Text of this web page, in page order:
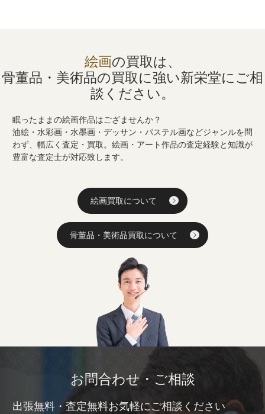
絵画の買取は、
骨董品・美術品の買取に強い新栄堂にご相
談ください。
眠ったままの絵画作品はござませんか？
油絵・水彩画・水墨画・デッサン・パステル画などジャンルを問
わず、幅広く査定・買取。絵画・アート作品の査定経験と知識が
豊富な査定士が対応致します。
絵画買取について
骨董品・美術品買取について
お問合わせ・ご相談
出張無料・査定無料お気軽にご相談ください